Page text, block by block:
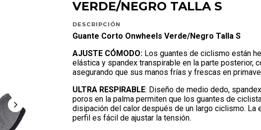
VERDE/NEGRO TALLA S
DESCRIPCIÓN
Guante Corto Onwheels Verde/Negro Talla S
AJUSTE CÓMODO: Los guantes de ciclismo están
elástica y spandex transpirable en la parte posterior,
asegurando que sus manos frías y frescas en
ULTRA RESPIRABLE: Diseño de medio dedo,
poros en la palma permiten que los guantes de
disipación del calor después de un largo ciclismo. La
perfil es fácil de ajustar la tensión.